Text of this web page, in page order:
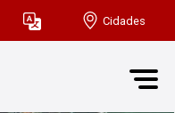
Cidades